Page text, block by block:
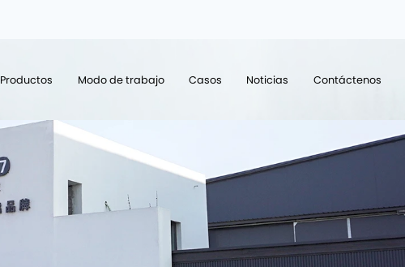
Productos Modo de trabajo Casos Noticias Contáctenos